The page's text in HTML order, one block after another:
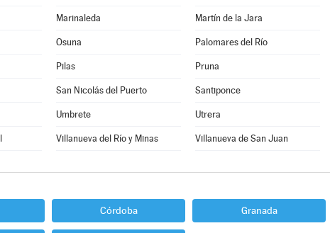
Marinaleda Martín de la Jara
Osuna Palomares del Río
Pilas Pruna
San Nicolás del Puerto Santiponce
Umbrete Utrera
Villanueva del Río y Minas Villanueva de San Juan
Córdoba Granada